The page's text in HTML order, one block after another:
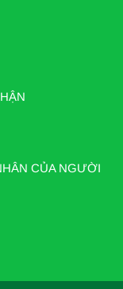
CỦA NGƯỜI